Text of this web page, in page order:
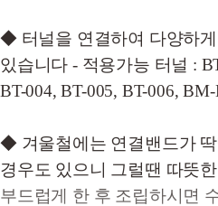
◆ 터널을 연결하여 다양하
있습니다 - 적용가능 터널 :
BT-004, BT-005, BT-006,
◆ 겨울철에는 연결밴드가
경우도 있으니 그럴땐 따뜻
부드럽게 한 후 조립하시면